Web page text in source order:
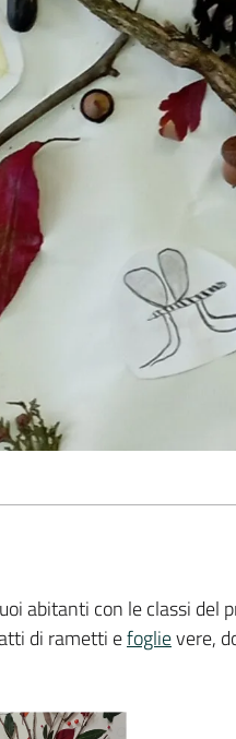
abitanti con le classi del
di rametti efoglievere,